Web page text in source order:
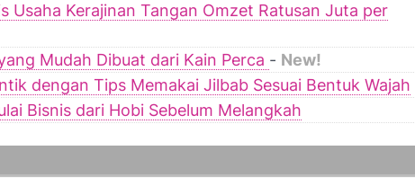
Usaha Kerajinan Tangan Omzet Ratusan Juta per
Mudah Dibuat dari Kain Perca - New!
dengan Tips Memakai Jilbab Sesuai Bentuk Wajah
Bisnis dari Hobi Sebelum Melangkah